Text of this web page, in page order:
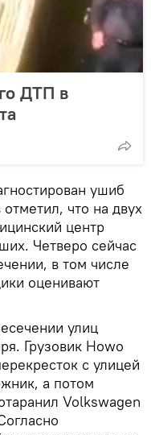
ДТП в
ушиб
что на двух
центр
Четверо сейчас
в том числе
оценивают
улиц
Грузовик Howo
с улицей
а потом
Volkswagen